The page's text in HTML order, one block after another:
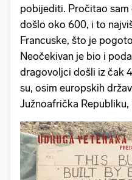
pobijediti. Pročitao sam
došlo oko 600, i to
Francuske, što je
Neočekivan je bio i
dragovoljci došli iz čak
su, osim europskih
Južnoafrička